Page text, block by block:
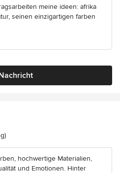
meine ideen: afrika
seinen einzigartigen farben
5 von 5 Sternen
hochwertige Materialien,
und Emotionen. Hinter